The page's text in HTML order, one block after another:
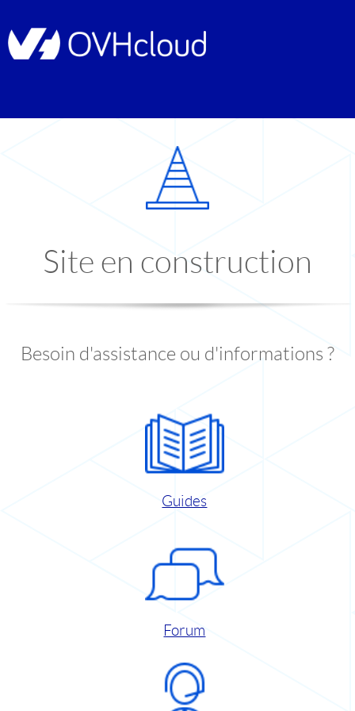
Site en construction
Besoin d'assistance ou d'informations ?
Guides
Forum